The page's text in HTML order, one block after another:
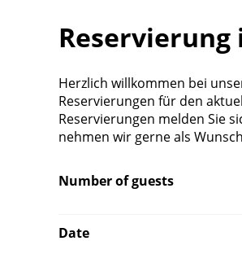
Herzlich willkommen bei
Reservierungen für den
Reservierungen melden Sie
nehmen wir gerne als
Number of guests
Date